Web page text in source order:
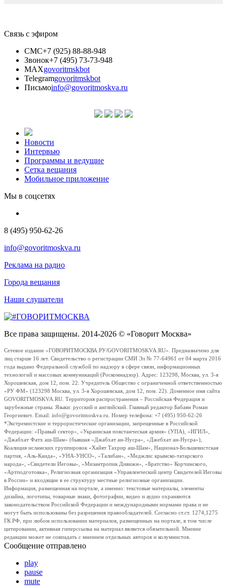
Связь с эфиром
СМС+7 (925) 88-88-948
Звонок+7 (495) 73-73-948
MAXgovoritmskbot
Telegramgovoritmskbot
Письмоinfo@govoritmoskva.ru
Новости
Интервью
Программы и ведущие
Сетка вещания
Мобильное приложение
Мы в соцсетях
8 (495) 950-62-26
info@govoritmoskva.ru
Реклама на радио
Города вещания
Наши слушатели
Все права защищены. 2014-2026 © «Говорит Москва»
Сетевое издание «ГОВОРИТМОСКВА.РУ/GOVORITMOSKVA.RU». Предназначено для
лиц старше 16 лет. Свидетельство о регистрации СМИ Эл № 77-64961 от 04 марта 2016
года выдано Федеральной службой по надзору в сфере связи, информационных
технологий и массовых коммуникаций (Роскомнадзор). Адрес: 123298, Москва, ул. 3-я
Хорошевская, дом 12, пом. 22. Учредитель Общество с ограниченной ответственностью
«РУ ФМ» (123298 Москва, ул. 3-я Хорошевская, дом 12, пом. 22). Доменное имя сайта
GOVORITMOSKVA.RU. Территория распространения – Российская Федерация и
зарубежные страны. Языки: русский и английский. Главный редактор Бабаян Роман
Георгиевич. Email: info@govoritmoskva.ru. Номер телефона: +7 (495) 950-62-26
*Экстремистские и террористические организации, запрещенные в Российской
Федерации: «Правый сектор», «Украинская повстанческая армия» (УПА), «ИГИЛ»,
«Джабхат Фатх аш-Шам» (бывшая «Джабхат ан-Нусра», «Джебхат ан-Нусра»),
Коалиция исламских группировок «Хайят Тахрир аш-Шам», Национал-Большевистская
партия, «Аль-Каида», «УНА-УНСО», «Талибан», «Меджлис крымско-татарского
народа», «Свидетели Иеговы», «Мизантропик Дивижн», «Братство» Корчинского,
«Артподготовка», Религиозная организация «Управленческий центр Свидетелей Иеговы
в России» и входящие в ее структуру местные религиозные организации.
Информация, размещенная на портале, а именно: текстовые материалы, элементы
дизайна, логотипы, товарные знаки, фотографии, видео и аудио охраняются
законодательством Российской Федерации и международными нормами права и не
могут быть использованы без разрешения правообладателей. Согласно ст.ст. 1274,1275
ГК РФ, при любом использовании материалов, размещенных на портале, в том числе
цитировании, активная гиперссылка на материал является обязательной. Мнение
редакции может не совпадать с мнением отдельных авторов и колумнистов.
Сообщение отправлено
play
pause
mute